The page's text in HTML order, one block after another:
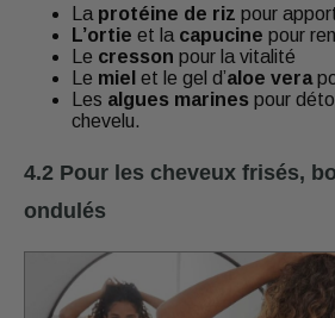
La protéine de riz pour
L’ortie et la capucine pour
Le cresson pour la vitalité
Le miel et le gel d’aloe vera
Les algues marines pour
chevelu.
4.2 Pour les cheveux frisés,
ondulés